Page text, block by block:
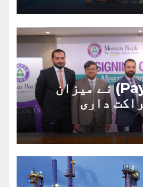
پیونیر(Payoneer) نے میزان
داری